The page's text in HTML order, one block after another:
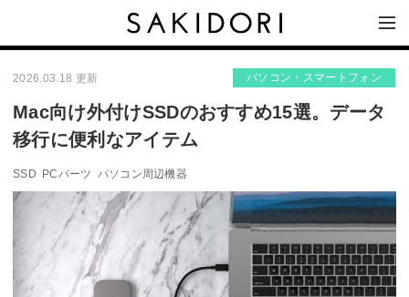
2026.03.18 更新 パソコン・スマートフォン
Mac向け外付けSSDのおすすめ15選。データ
移行に便利なアイテム
SSD PCパーツ パソコン周辺機器